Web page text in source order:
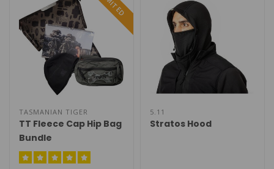
TASMANIAN TIGER
TT Fleece Cap Hip Bag
Bundle
5.11
Stratos Hood